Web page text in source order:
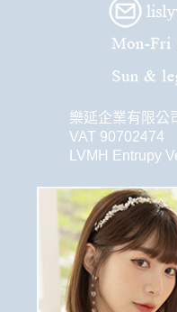
樂延企業有限公
VAT 90702474
LVMH Entrupy